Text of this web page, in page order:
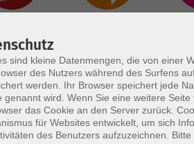
sind kleine Datenmengen, die von einer
des Nutzers während des Surfens
werden. Ihr Browser speichert jede
genannt wird. Wenn Sie eine weitere
das Cookie an den Server zurück.
für Websites entwickelt, um sich
des Benutzers aufzuzeichnen.